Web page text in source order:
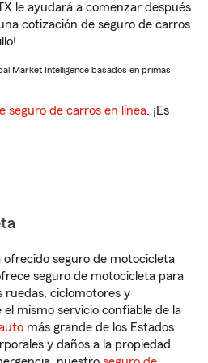
le ayudará a comenzar después
cotización de seguro de carros
Market Intelligence basados en primas
seguro de carros en línea. ¡Es
ofrecido seguro de motocicleta
seguro de motocicleta para
ruedas, ciclomotores y
mismo servicio confiable de la
más grande de los Estados
y daños a la propiedad